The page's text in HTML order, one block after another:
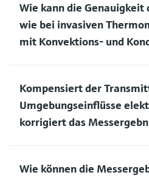
Wie kann die Genauigkeit
wie bei invasiven
mit Konvektions- und
Kompensiert der
Umgebungseinflüsse
korrigiert das
Wie können die